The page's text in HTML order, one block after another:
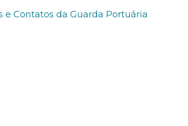
e Contatos da Guarda Portuária